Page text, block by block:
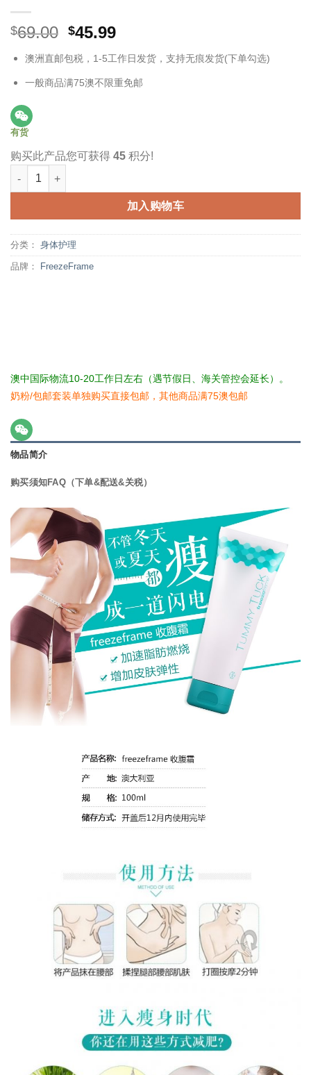
$69.00 原
为：
$69.00。
$45.99当
价
格
澳洲直邮包税，1-5工作日发货，支持无痕发货(下单勾选)
一般商品满75澳不限重免邮
有货
购买此产品您可获得 45 积分!
FreezeFrame 收腹瘦身霜 100毫升 燃烧脂肪 紧致肌肤 数量
加入购物车
分类： 身体护理
品牌： FreezeFrame
澳中国际物流10-20工作日左右（遇节假日、海关管控会延长）。
奶粉/包邮套装单独购买直接包邮，其他商品满75澳包邮
物品简介
购买须知FAQ（下单&配送&关税）